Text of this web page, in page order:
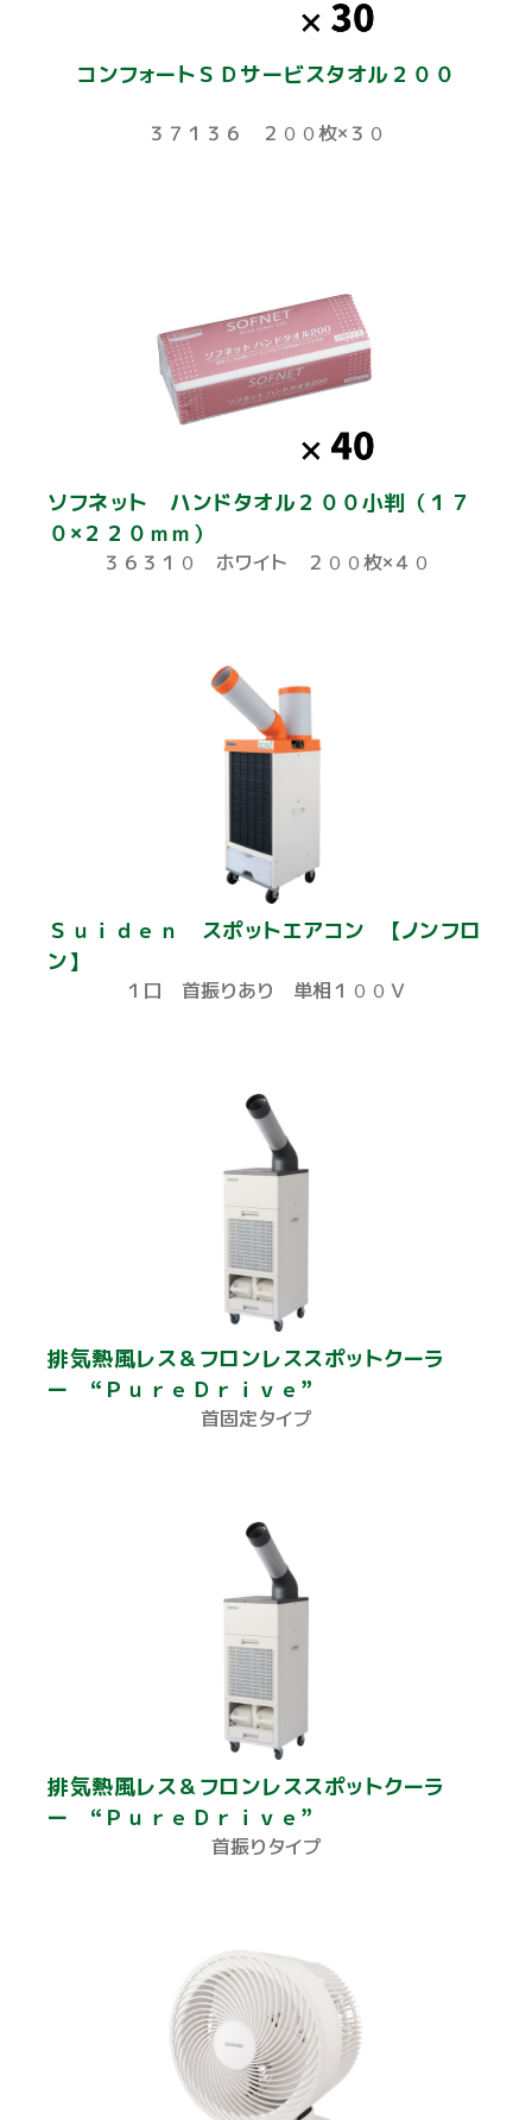
コンフォートＳＤサービスタオル２００
３７１３６ ２００枚×３０
ソフネット ハンドタオル２００小判（１７
０×２２０ｍｍ）
３６３１０ ホワイト ２００枚×４０
Ｓｕｉｄｅｎ スポットエアコン 【ノンフロ
ン】
１口 首振りあり 単相１００Ｖ
排気熱風レス＆フロンレススポットクーラ
ー “ＰｕｒｅＤｒｉｖｅ”
首固定タイプ
排気熱風レス＆フロンレススポットクーラ
ー “ＰｕｒｅＤｒｉｖｅ”
首振りタイプ